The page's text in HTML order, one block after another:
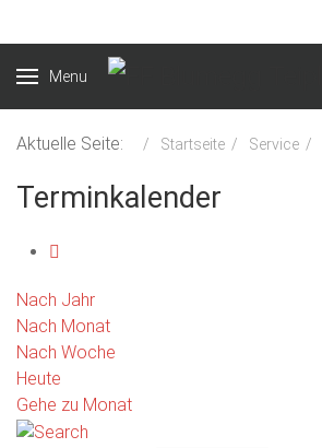
Menu
Aktuelle Seite: Startseite Service
Terminkalender
Nach Jahr
Nach Monat
Nach Woche
Heute
Gehe zu Monat